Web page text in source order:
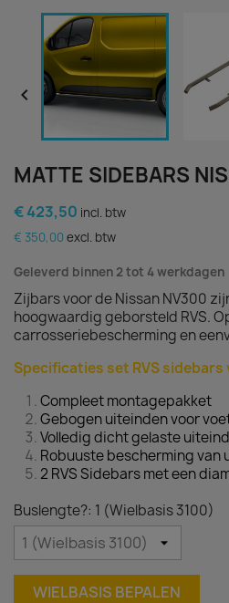

MATTE SIDEBARS
€ 423,50 incl. btw
€ 350,00 excl. btw
Geleverd binnen 2 tot 4 werkdagen
Zijbars voor de Nissan NV300
hoogwaardig geborsteld RVS.
carrosseriebescherming en
Specificaties set RVS sidebars
Compleet montagepakket
Gebogen uiteinden voor
Volledig dicht gelaste
Robuuste bescherming van
2 RVS Sidebars met een
Buslengte?: 1 (Wielbasis 3100)
WIELBASIS BEPALEN